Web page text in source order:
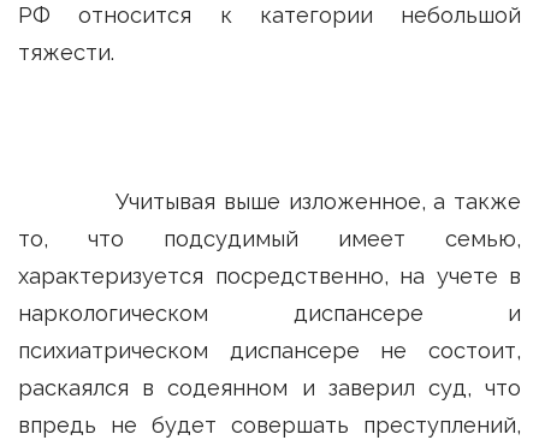
РФ относится к категории небольшой
тяжести.
Учитывая выше изложенное, а также
то, что подсудимый имеет семью,
характеризуется посредственно, на учете в
наркологическом диспансере и
психиатрическом диспансере не состоит,
раскаялся в содеянном и заверил суд, что
впредь не будет совершать преступлений,